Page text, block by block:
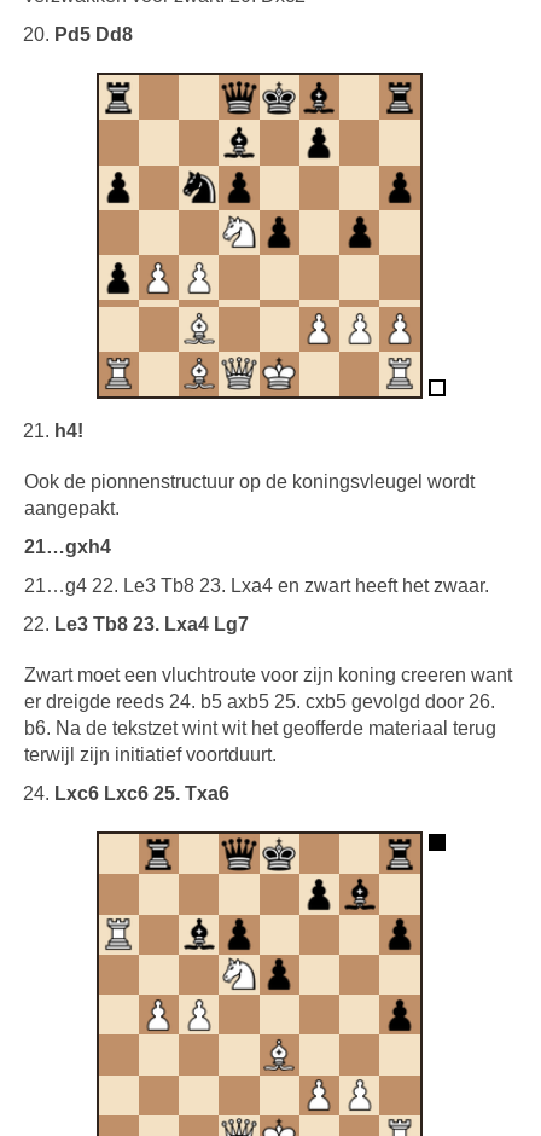
Pd5 Dd8
h4!
Ook de pionnenstructuur op de koningsvleugel wordt
aangepakt.
21…gxh4
21…g4 22. Le3 Tb8 23. Lxa4 en zwart heeft het zwaar.
Le3 Tb8 23. Lxa4 Lg7
Zwart moet een vluchtroute voor zijn koning creeren want
er dreigde reeds 24. b5 axb5 25. cxb5 gevolgd door 26.
b6. Na de tekstzet wint wit het geofferde materiaal terug
terwijl zijn initiatief voortduurt.
Lxc6 Lxc6 25. Txa6